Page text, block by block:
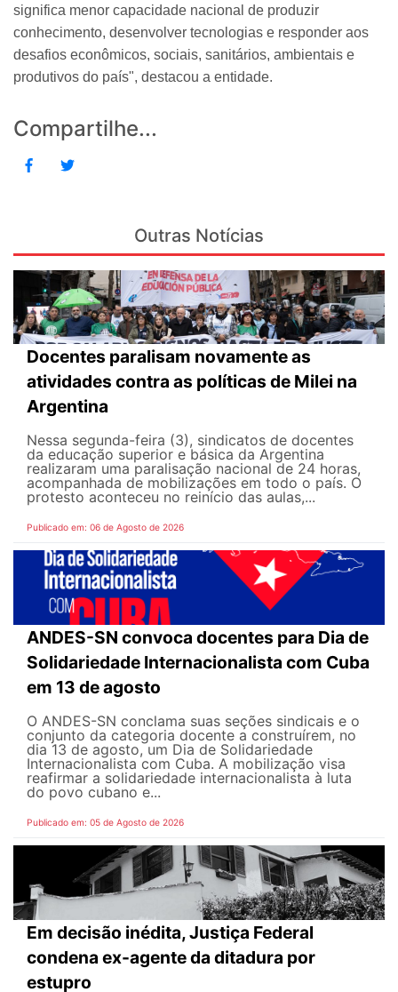
significa menor capacidade nacional de produzir
conhecimento, desenvolver tecnologias e responder aos
desafios econômicos, sociais, sanitários, ambientais e
produtivos do país", destacou a entidade.
Compartilhe...
Outras Notícias
Docentes paralisam novamente as
atividades contra as políticas de Milei na
Argentina
Nessa segunda-feira (3), sindicatos de docentes
da educação superior e básica da Argentina
realizaram uma paralisação nacional de 24 horas,
acompanhada de mobilizações em todo o país. O
protesto aconteceu no reinício das aulas,...
Publicado em: 06 de Agosto de 2026
ANDES-SN convoca docentes para Dia de
Solidariedade Internacionalista com Cuba
em 13 de agosto
O ANDES-SN conclama suas seções sindicais e o
conjunto da categoria docente a construírem, no
dia 13 de agosto, um Dia de Solidariedade
Internacionalista com Cuba. A mobilização visa
reafirmar a solidariedade internacionalista à luta
do povo cubano e...
Publicado em: 05 de Agosto de 2026
Em decisão inédita, Justiça Federal
condena ex-agente da ditadura por
estupro